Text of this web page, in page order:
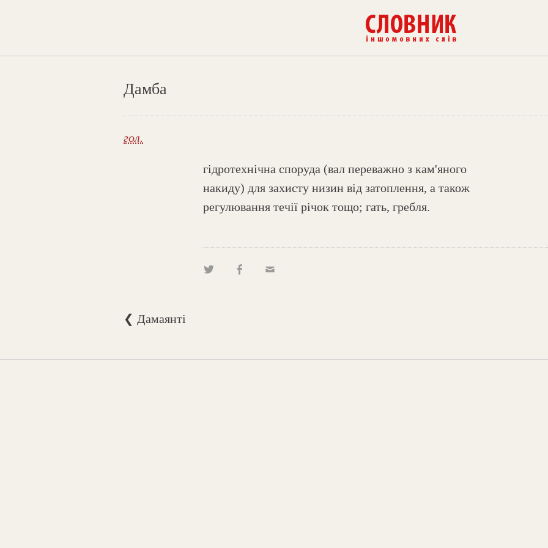
Дамба
гол.
гідротехнічна споруда (вал переважно з кам'яного
накиду) для захисту низин від затоплення, а також
регулювання течії річок тощо; гать, гребля.
❮ Дамаянті